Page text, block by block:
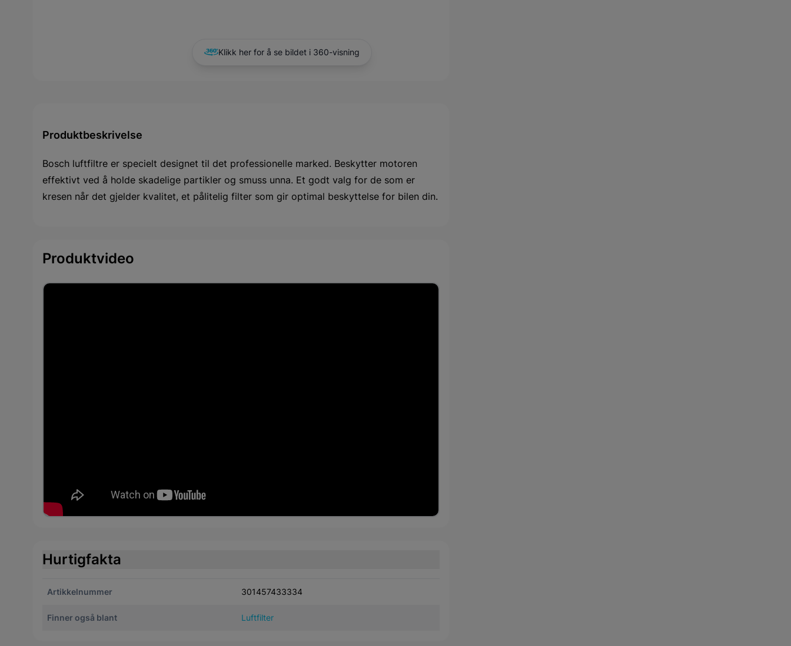
Klikk her for å se bildet i 360-visning
Produktbeskrivelse
Bosch luftfiltre er specielt designet til det professionelle marked. Beskytter motoren
effektivt ved å holde skadelige partikler og smuss unna. Et godt valg for de som er
kresen når det gjelder kvalitet, et pålitelig filter som gir optimal beskyttelse for bilen din.
Produktvideo
Hurtigfakta
Artikkelnummer 301457433334
Finner også blant Luftfilter